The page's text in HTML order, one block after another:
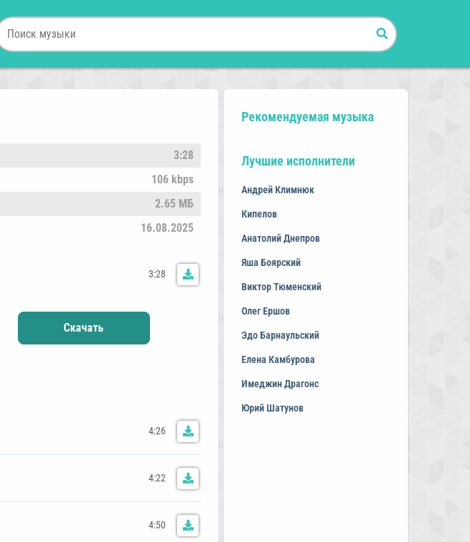
3:28
106 kbps
2.65 МБ
16.08.2025
3:28
Скачать
4:26
4:22
4:50
Рекомендуемая музыка
Лучшие исполнители
Андрей Климнюк
Кипелов
Анатолий Днепров
Яша Боярский
Виктор Тюменский
Олег Ершов
Эдо Барнаульский
Елена Камбурова
Имеджин Драгонс
Юрий Шатунов